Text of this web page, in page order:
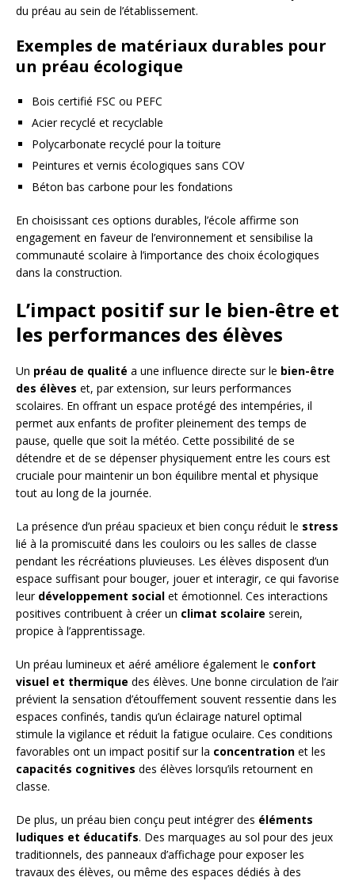
du préau au sein de l’établissement.
Exemples de matériaux durables pour
un préau écologique
Bois certifié FSC ou PEFC
Acier recyclé et recyclable
Polycarbonate recyclé pour la toiture
Peintures et vernis écologiques sans COV
Béton bas carbone pour les fondations
En choisissant ces options durables, l’école affirme son
engagement en faveur de l’environnement et sensibilise la
communauté scolaire à l’importance des choix écologiques
dans la construction.
L’impact positif sur le bien-être et
les performances des élèves
Un préau de qualité a une influence directe sur le bien-être
des élèves et, par extension, sur leurs performances
scolaires. En offrant un espace protégé des intempéries, il
permet aux enfants de profiter pleinement des temps de
pause, quelle que soit la météo. Cette possibilité de se
détendre et de se dépenser physiquement entre les cours est
cruciale pour maintenir un bon équilibre mental et physique
tout au long de la journée.
La présence d’un préau spacieux et bien conçu réduit le stress
lié à la promiscuité dans les couloirs ou les salles de classe
pendant les récréations pluvieuses. Les élèves disposent d’un
espace suffisant pour bouger, jouer et interagir, ce qui favorise
leur développement social et émotionnel. Ces interactions
positives contribuent à créer un climat scolaire serein,
propice à l’apprentissage.
Un préau lumineux et aéré améliore également le confort
visuel et thermique des élèves. Une bonne circulation de l’air
prévient la sensation d’étouffement souvent ressentie dans les
espaces confinés, tandis qu’un éclairage naturel optimal
stimule la vigilance et réduit la fatigue oculaire. Ces conditions
favorables ont un impact positif sur la concentration et les
capacités cognitives des élèves lorsqu’ils retournent en
classe.
De plus, un préau bien conçu peut intégrer des éléments
ludiques et éducatifs. Des marquages au sol pour des jeux
traditionnels, des panneaux d’affichage pour exposer les
travaux des élèves, ou même des espaces dédiés à des